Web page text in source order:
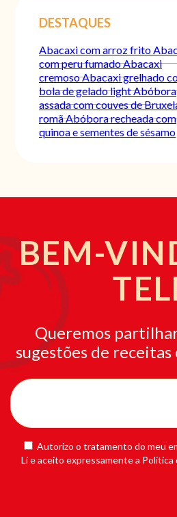
DESTAQUES
Abacaxi com arroz frito
com peru fumadoAbacaxi
cremosoAbacaxi grelhado
bola de gelado lightAbóbora
assada com couves de
romãAbóbora recheada com
quinoa e sementes de sésamo
BEM-
Queremos
sugestões de
Autorizo o tratamento do meu
Li e aceito expressamente a Política